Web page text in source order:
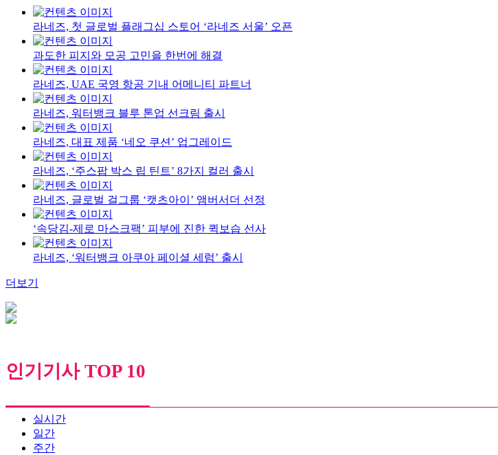
라네즈, 첫 글로벌 플래그십 스토어 ‘라네즈 서울’ 오픈
과도한 피지와 모공 고민을 한번에 해결
라네즈, UAE 국영 항공 기내 어메니티 파트너
라네즈, 워터뱅크 블루 톤업 선크림 출시
라네즈, 대표 제품 ‘네오 쿠션’ 업그레이드
라네즈, ‘주스팝 박스 립 틴트’ 8가지 컬러 출시
라네즈, 글로벌 걸그룹 ‘캣츠아이’ 앰버서더 선정
‘속당김-제로 마스크팩’ 피부에 진한 퀵보습 선사
라네즈, ‘워터뱅크 아쿠아 페이셜 세럼’ 출시
더보기
인기기사 TOP 10
실시간
일간
주간